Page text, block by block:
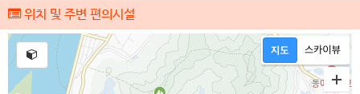
위치 및 주변 편의시설